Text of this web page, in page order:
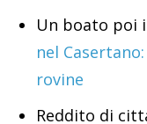
Un boato poi
nel
rovine
Reddito di